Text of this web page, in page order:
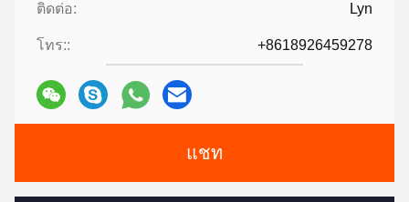
ติดต่อ: Lyn
โทร:: +8618926459278
แชท